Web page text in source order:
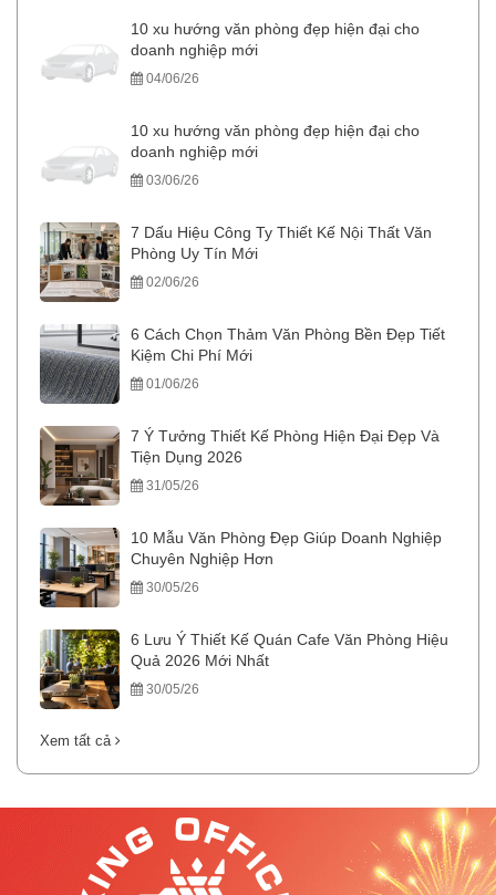
10 xu hướng văn phòng đẹp hiện đại cho
doanh nghiệp mới
04/06/26
10 xu hướng văn phòng đẹp hiện đại cho
doanh nghiệp mới
03/06/26
7 Dấu Hiệu Công Ty Thiết Kế Nội Thất Văn
Phòng Uy Tín Mới
02/06/26
6 Cách Chọn Thảm Văn Phòng Bền Đẹp Tiết
Kiệm Chi Phí Mới
01/06/26
7 Ý Tưởng Thiết Kế Phòng Hiện Đại Đẹp Và
Tiện Dụng 2026
31/05/26
10 Mẫu Văn Phòng Đẹp Giúp Doanh Nghiệp
Chuyên Nghiệp Hơn
30/05/26
6 Lưu Ý Thiết Kế Quán Cafe Văn Phòng Hiệu
Quả 2026 Mới Nhất
30/05/26
Xem tất cả